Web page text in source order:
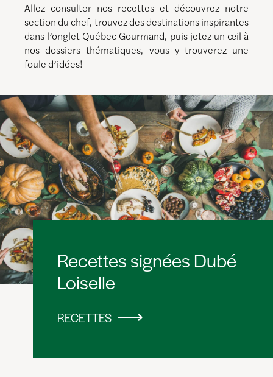
Allez consulter nos recettes et découvrez notre
section du chef, trouvez des destinations inspirantes
dans l’onglet Québec Gourmand, puis jetez un œil à
nos dossiers thématiques, vous y trouverez une
foule d’idées!
Recettes signées Dubé
Loiselle
RECETTES